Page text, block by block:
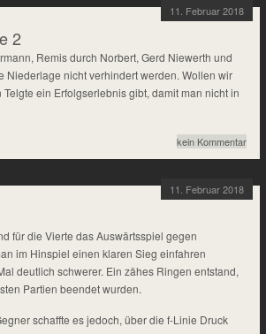
11. Februar 2018
2
Remis durch Norbert, Gerd Niewerth und
Niederlage nicht verhindert werden. Wollen wir
ein Erfolgserlebnis gibt, damit man nicht in
kein Kommentar
11. Februar 2018
für die Vierte das Auswärtsspiel gegen
im Hinspiel einen klaren Sieg einfahren
deutlich schwerer. Ein zähes Ringen entstand,
Partien beendet wurden.
schaffte es jedoch, über die f-Linie Druck